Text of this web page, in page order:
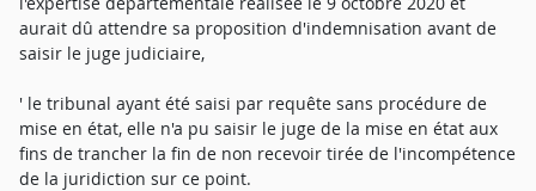
aurait dû attendre sa proposition d'indemnisation avant de
saisir le juge judiciaire,
' le tribunal ayant été saisi par requête sans procédure de
mise en état, elle n'a pu saisir le juge de la mise en état aux
fins de trancher la fin de non recevoir tirée de l'incompétence
de la juridiction sur ce point.